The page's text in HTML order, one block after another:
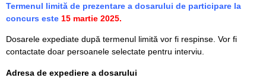
Termenul limită de prezentare a dosarului de participare la
concurs este 15 martie 2025.
Dosarele expediate după termenul limită vor fi respinse. Vor fi
contactate doar persoanele selectate pentru interviu.
Adresa de expediere a dosarului